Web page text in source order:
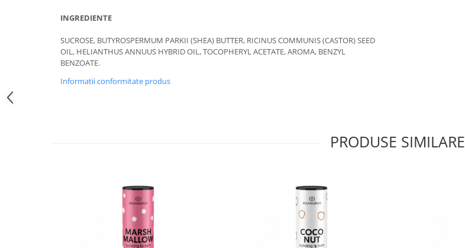
INGREDIENTE
SUCROSE, BUTYROSPERMUM PARKII (SHEA) BUTTER, RICINUS COMMUNIS (CASTOR) SEED
OIL, HELIANTHUS ANNUUS HYBRID OIL, TOCOPHERYL ACETATE, AROMA, BENZYL
BENZOATE.
Informatii conformitate produs
PRODUSE SIMILARE